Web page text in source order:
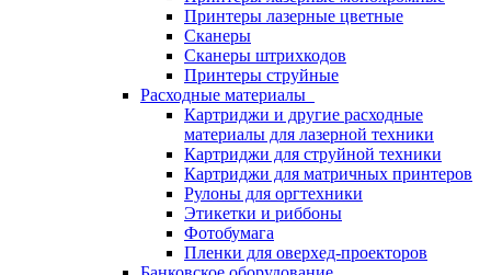
Принтеры лазерные цветные
Сканеры
Сканеры штрихкодов
Принтеры струйные
Расходные материалы
Картриджи и другие расходные
материалы для лазерной техники
Картриджи для струйной техники
Картриджи для матричных принтеров
Рулоны для оргтехники
Этикетки и риббоны
Фотобумага
Пленки для оверхед-проекторов